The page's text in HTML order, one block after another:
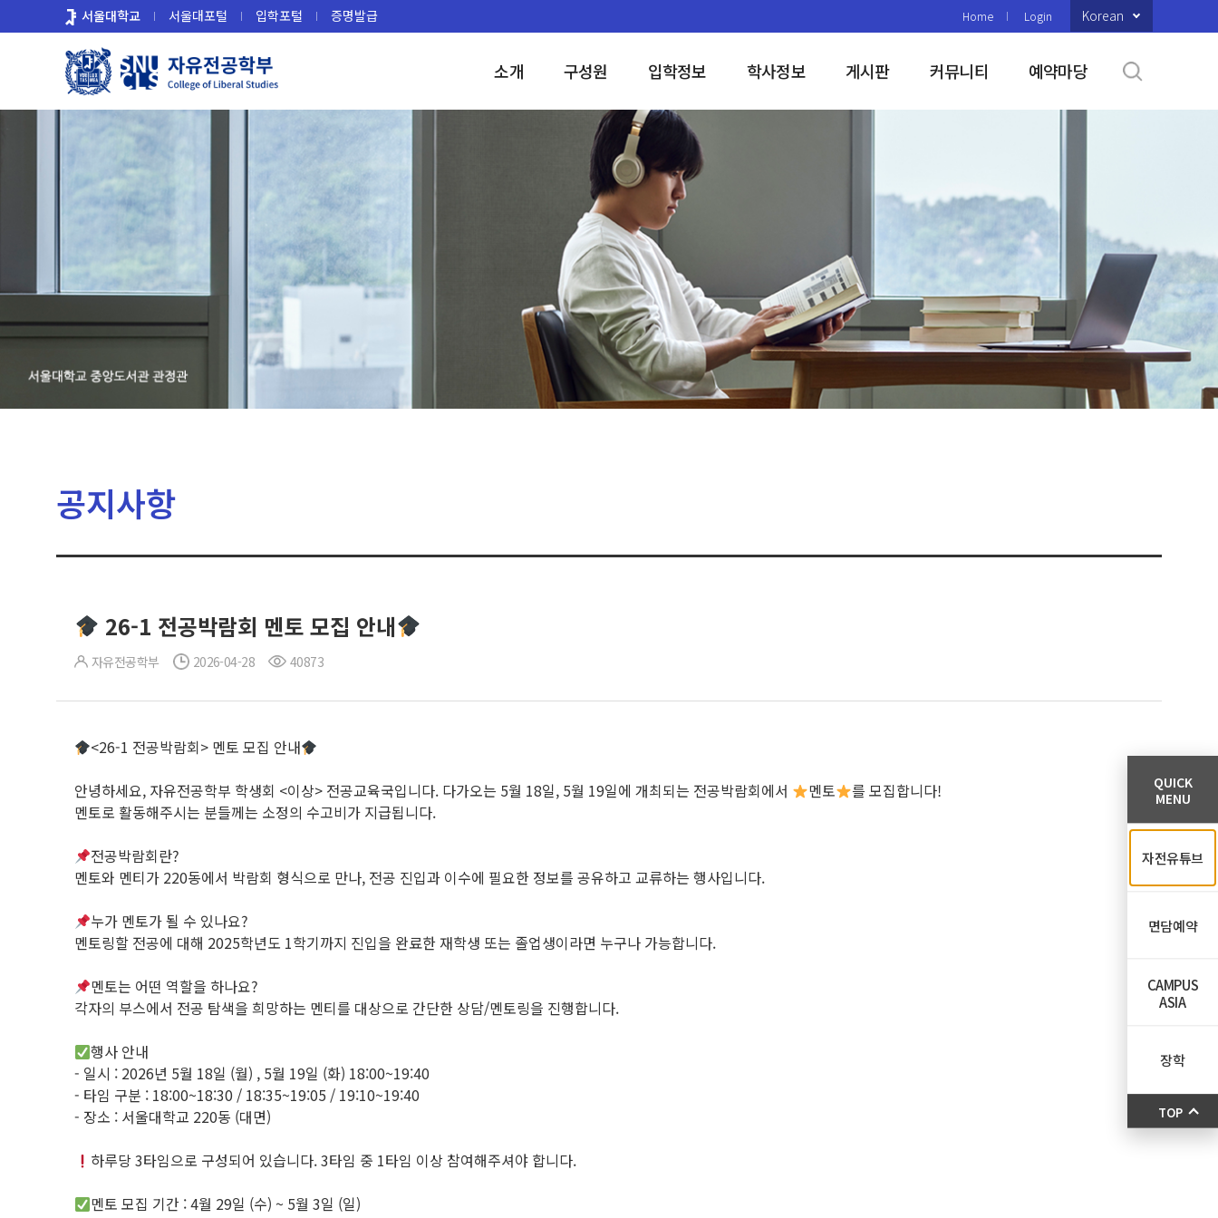
로
서울대학교 서울대포털 입학포털 증명발급 Home Login Korean
소개 구성원 입학정보 학사정보 게시판 커뮤니티 예약마당
공지사항
26-1 전공박람회 멘토 모집 안내
자유전공학부 2026-04-28 40873
<26-1 전공박람회> 멘토 모집 안내
안녕하세요, 자유전공학부 학생회 <이상> 전공교육국입니다. 다가오는 5월 18일, 5월 19일에 개최되는 전공박람회에서
멘토
를 모집합니다!
멘토로 활동해주시는 분들께는 소정의 수고비가 지급됩니다.
전공박람회란?
멘토와 멘티가 220동에서 박람회 형식으로 만나, 전공 진입과 이수에 필요한 정보를 공유하고 교류하는 행사입니다.
누가 멘토가 될 수 있나요?
멘토링할 전공에 대해 2025학년도 1학기까지 진입을 완료한 재학생 또는 졸업생이라면 누구나 가능합니다.
멘토는 어떤 역할을 하나요?
각자의 부스에서 전공 탐색을 희망하는 멘티를 대상으로 간단한 상담/멘토링을 진행합니다.
행사 안내
- 일시 : 2026년 5월 18일 (월) , 5월 19일 (화) 18:00~19:40
- 타임 구분 : 18:00~18:30 / 18:35~19:05 / 19:10~19:40
- 장소 : 서울대학교 220동 (대면)
하루당 3타임으로 구성되어 있습니다. 3타임 중 1타임 이상 참여해주셔야 합니다.
멘토 모집 기간 : 4월 29일 (수) ~ 5월 3일 (일)
QUICK
MENU
자전유튜브
면담예약
CAMPUS
ASIA
장학
TOP